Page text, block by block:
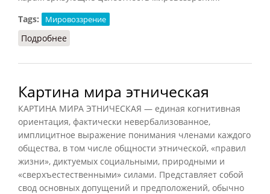
Tags:
Мировоззрение
Подробнее
Картина мира этническая
КАРТИНА МИРА ЭТНИЧЕСКАЯ — единая когнитивная
ориентация, фактически невербализованное,
имплицитное выражение понимания членами каждого
общества, в том числе общности этнической, «правил
жизни», диктуемых социальными, природными и
«сверхъестественными» силами. Представляет собой
свод основных допущений и предположений, обычно